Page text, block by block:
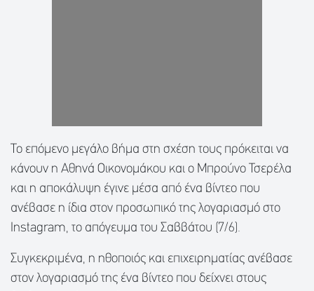
Το επόμενο μεγάλο βήμα στη σχέση τους πρόκειται να
κάνουν η Αθηνά Οικονομάκου και ο Μπρούνο Τσερέλα
και η αποκάλυψη έγινε μέσα από ένα βίντεο που
ανέβασε η ίδια στον προσωπικό της λογαριασμό στο
Instagram, το απόγευμα του Σαββάτου (7/6).
Συγκεκριμένα, η ηθοποιός και επιχειρηματίας ανέβασε
στον λογαριασμό της ένα βίντεο που δείχνει στους